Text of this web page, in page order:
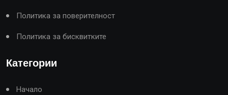
Политика за поверителност
Политика за бисквитките
Категории
Начало